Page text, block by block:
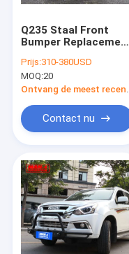
Q235 Staal Front
Bumper Replacement
Dmax 2021
Prijs:310-380USD
MOQ:20
Contact nu